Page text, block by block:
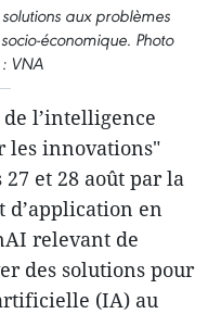
aux problèmes
économique. Photo
VNA
l’intelligence
les innovations"
et 28 août par la
d’application en
relevant de
des solutions pour
(IA) au